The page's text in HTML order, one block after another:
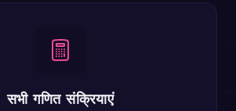
सभी गणित संक्रियाएं